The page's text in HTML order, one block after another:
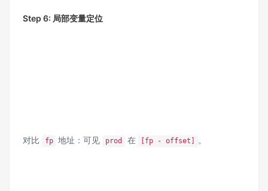
Step 6: 局部变量定位
对比 fp 地址：可见 prod 在 [fp - offset] 。